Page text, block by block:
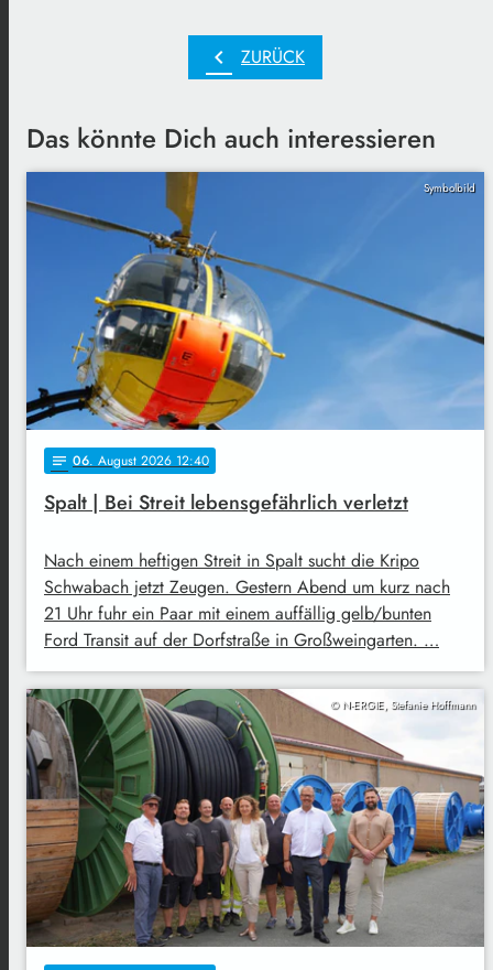
chevron_left ZURÜCK
Das könnte Dich auch interessieren
Symbolbild
notes 06. August 2026 12:40
Spalt | Bei Streit lebensgefährlich verletzt
Nach einem heftigen Streit in Spalt sucht die Kripo
Schwabach jetzt Zeugen. Gestern Abend um kurz nach
21 Uhr fuhr ein Paar mit einem auffällig gelb/bunten
Ford Transit auf der Dorfstraße in Großweingarten. …
© N-ERGIE, Stefanie Hoffmann